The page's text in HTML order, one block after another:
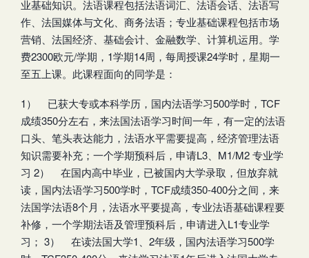
业基础知识。法语课程包括法语词汇、法语会话、法语写
作、法国媒体与文化、商务法语；专业基础课程包括市场
营销、法国经济、基础会计、金融数学、计算机运用。学
费2300欧元/学期，1学期14周，每周授课24学时，星期一
至五上课。此课程面向的同学是：
1） 已获大专或本科学历，国内法语学习500学时，TCF
成绩350分左右，来法国法语学习时间一年，有一定的法语
口头、笔头表达能力，法语水平需要提高，经济管理法语
知识需要补充；一个学期预科后，申请L3、M1/M2 专业学
习 2） 在国内高中毕业，已被国内大学录取，但放弃就
读，国内法语学习500学时，TCF成绩350-400分之间，来
法国学法语8个月，法语水平要提高，专业法语基础课程要
补修，一个学期法语及管理预科后，申请进入L1专业学
习； 3） 在读法国大学1、2年级，国内法语学习500学